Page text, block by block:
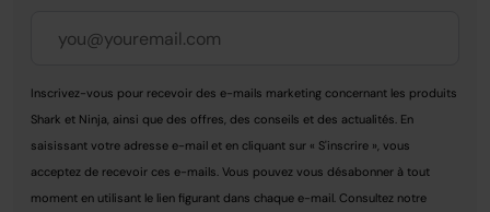
Inscrivez-vous pour recevoir des e-mails marketing concernant les produits
Shark et Ninja, ainsi que des offres, des conseils et des actualités. En
saisissant votre adresse e-mail et en cliquant sur « S'inscrire », vous
acceptez de recevoir ces e-mails. Vous pouvez vous désabonner à tout
moment en utilisant le lien figurant dans chaque e-mail. Consultez notre